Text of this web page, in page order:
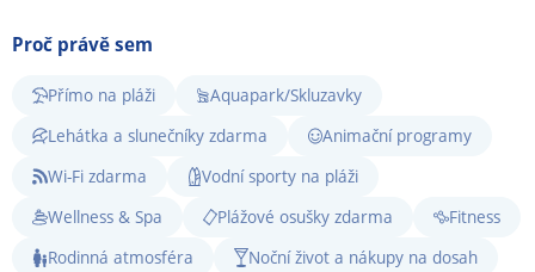
Proč právě sem
Přímo na pláži
Aquapark/Skluzavky
Lehátka a slunečníky zdarma
Animační programy
Wi-Fi zdarma
Vodní sporty na pláži
Wellness & Spa
Plážové osušky zdarma
Fitness
Rodinná atmosféra
Noční život a nákupy na dosah